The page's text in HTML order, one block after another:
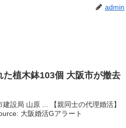
admin
た植木鉢103個 大阪市が撤去
設局 山原 ... 【親同士の代理婚活】
大阪婚活Gアラート